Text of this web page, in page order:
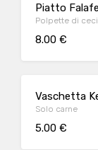
Piatto
Polpette di
8.00 €
Vaschetta
Solo carne
5.00 €